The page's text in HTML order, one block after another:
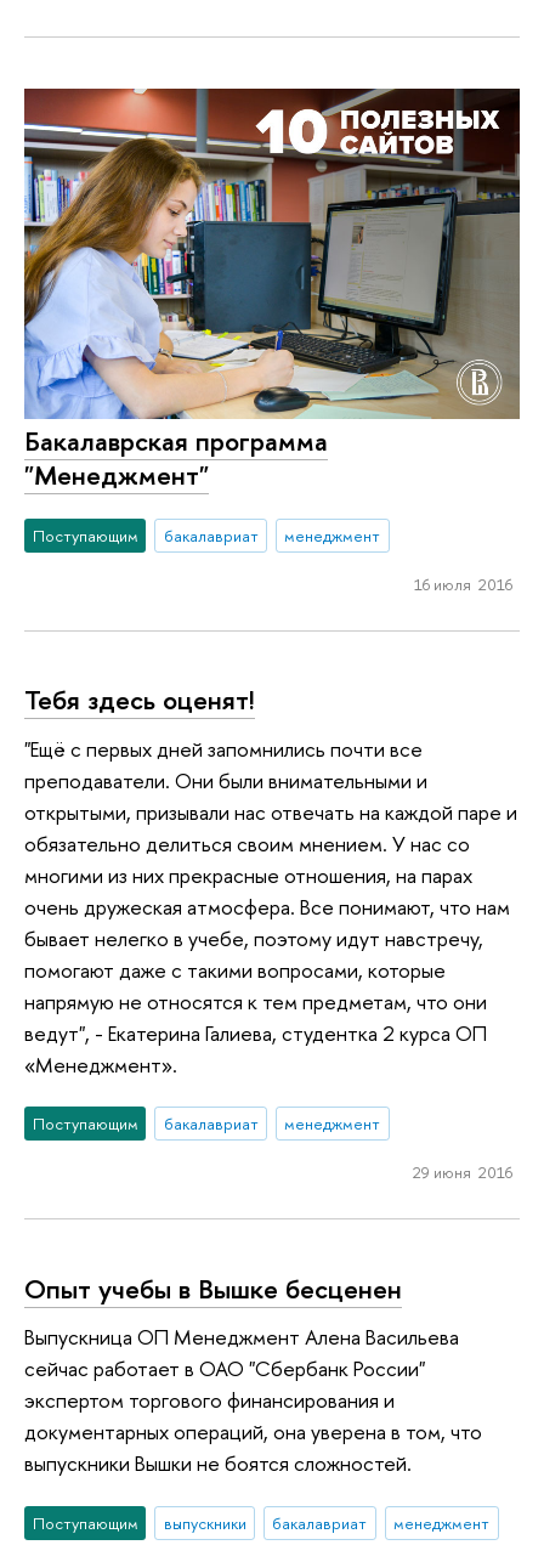
Бакалаврская программа
"Менеджмент"
Поступающим бакалавриат менеджмент
16 июля 2016
Тебя здесь оценят!
"Ещё с первых дней запомнились почти все
преподаватели. Они были внимательными и
открытыми, призывали нас отвечать на каждой паре и
обязательно делиться своим мнением. У нас со
многими из них прекрасные отношения, на парах
очень дружеская атмосфера. Все понимают, что нам
бывает нелегко в учебе, поэтому идут навстречу,
помогают даже с такими вопросами, которые
напрямую не относятся к тем предметам, что они
ведут", - Екатерина Галиева, студентка 2 курса ОП
«Менеджмент».
Поступающим бакалавриат менеджмент
29 июня 2016
Опыт учебы в Вышке бесценен
Выпускница ОП Менеджмент Алена Васильева
сейчас работает в ОАО "Сбербанк России"
экспертом торгового финансирования и
документарных операций, она уверена в том, что
выпускники Вышки не боятся сложностей.
Поступающим выпускники бакалавриат менеджмент